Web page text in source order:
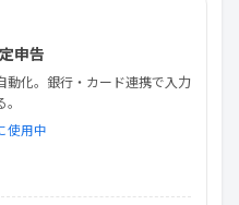
申告
動化。銀行・カード連携で入力
使用中